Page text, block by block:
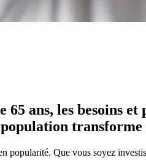
ans, les besoins
Que vous soyez